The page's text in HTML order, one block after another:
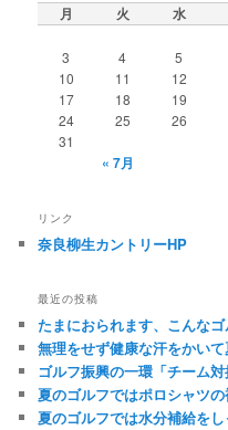
月 火 水
3
4 5
10
11 12
17
18 19
24
25 26
31
« 7月
リンク
奈良柳生カントリーHP
最近の投稿
たまにおられます、こんな
無理をせず健康な汗をかいて
ゴルフ振興の一環「チーム対
夏のゴルフではポロシャツの
夏のゴルフでは水分補給をし